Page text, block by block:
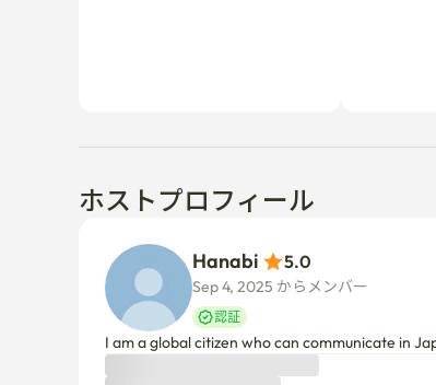
ホストプロフィール
5.0
Sep 4, 2025 からメンバー
認証
I am a global citizen who can communicate in